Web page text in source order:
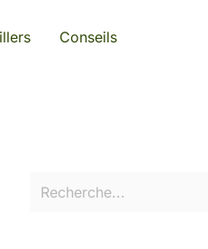
Conseils